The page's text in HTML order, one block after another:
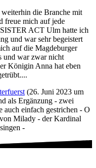
die Branche mit
freue mich auf jede
ACT Ulm hatte ich
und war sehr begeistert
auf die Magdeburger
und war zwar nicht
Königin Anna hat eben
(26. Juni 2023 um
als Ergänzung - zwei
auch einfach gestrichen - O
Milady - der Kardinal
-